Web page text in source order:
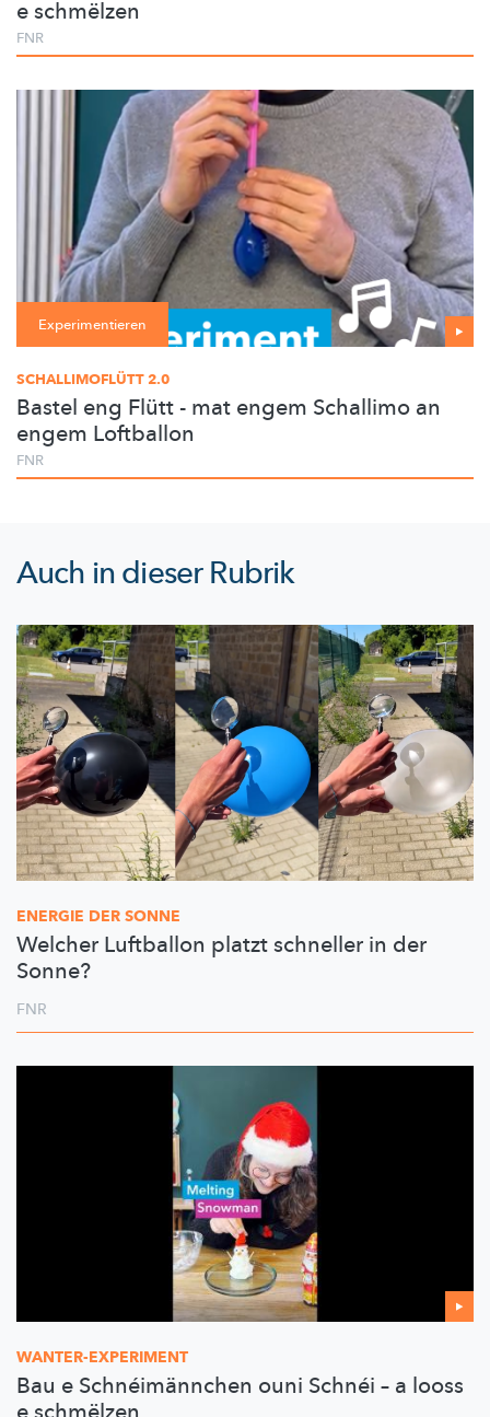
e schmëlzen
FNR
Experimentieren
SCHALLIMOFLÜTT 2.0
Bastel eng Flütt - mat engem Schallimo an
engem Loftballon
FNR
Auch in dieser Rubrik
ENERGIE DER SONNE
Welcher Luftballon platzt schneller in der
Sonne?
FNR
WANTER-EXPERIMENT
Bau e Schnéimännchen ouni Schnéi – a looss